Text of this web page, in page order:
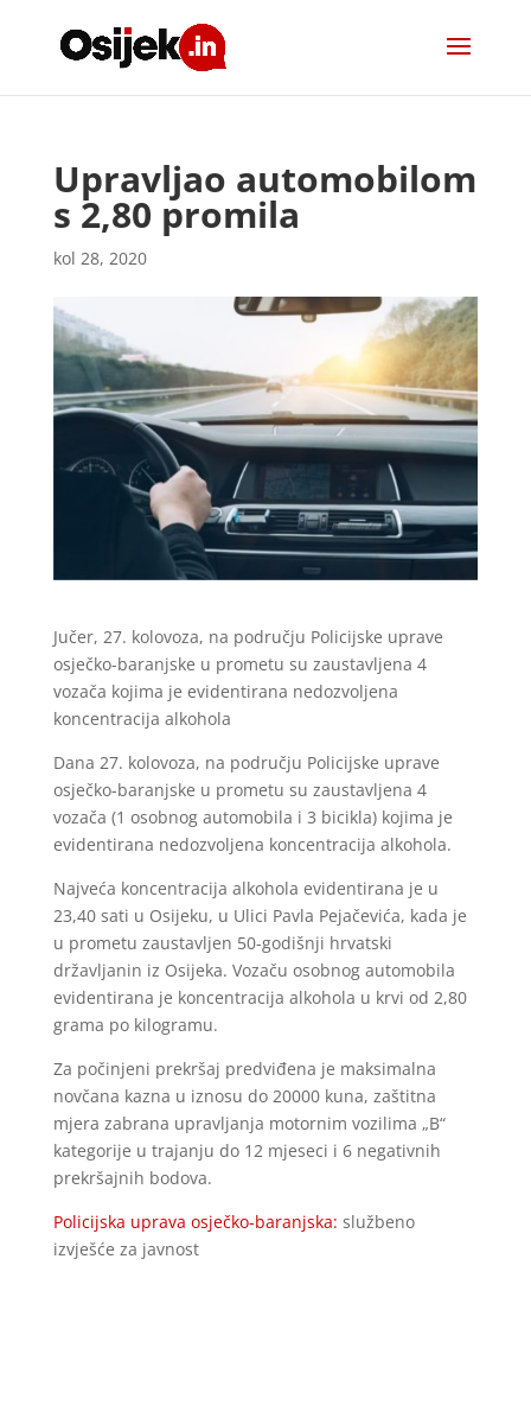
Upravljao automobilom
s 2,80 promila
kol 28, 2020
Jučer, 27. kolovoza, na području Policijske uprave
osječko-baranjske u prometu su zaustavljena 4
vozača kojima je evidentirana nedozvoljena
koncentracija alkohola
Dana 27. kolovoza, na području Policijske uprave
osječko-baranjske u prometu su zaustavljena 4
vozača (1 osobnog automobila i 3 bicikla) kojima je
evidentirana nedozvoljena koncentracija alkohola.
Najveća koncentracija alkohola evidentirana je u
23,40 sati u Osijeku, u Ulici Pavla Pejačevića, kada je
u prometu zaustavljen 50-godišnji hrvatski
državljanin iz Osijeka. Vozaču osobnog automobila
evidentirana je koncentracija alkohola u krvi od 2,80
grama po kilogramu.
Za počinjeni prekršaj predviđena je maksimalna
novčana kazna u iznosu do 20000 kuna, zaštitna
mjera zabrana upravljanja motornim vozilima „B“
kategorije u trajanju do 12 mjeseci i 6 negativnih
prekršajnih bodova.
Policijska uprava osječko-baranjska: službeno
izvješće za javnost